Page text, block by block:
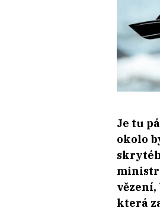
Je tu
okolo
která